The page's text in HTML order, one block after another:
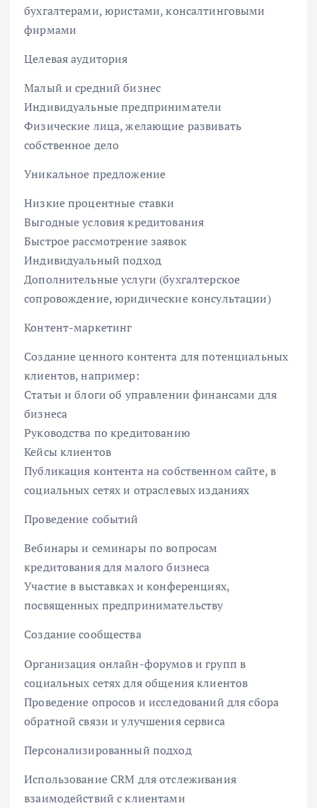
бухгалтерами, юристами, консалтинговыми
фирмами
Целевая аудитория
Малый и средний бизнес
Индивидуальные предприниматели
Физические лица, желающие развивать
собственное дело
Уникальное предложение
Низкие процентные ставки
Выгодные условия кредитования
Быстрое рассмотрение заявок
Индивидуальный подход
Дополнительные услуги (бухгалтерское
сопровождение, юридические консультации)
Контент-маркетинг
Создание ценного контента для потенциальных
клиентов, например:
Статьи и блоги об управлении финансами для
бизнеса
Руководства по кредитованию
Кейсы клиентов
Публикация контента на собственном сайте, в
социальных сетях и отраслевых изданиях
Проведение событий
Вебинары и семинары по вопросам
кредитования для малого бизнеса
Участие в выставках и конференциях,
посвященных предпринимательству
Создание сообщества
Организация онлайн-форумов и групп в
социальных сетях для общения клиентов
Проведение опросов и исследований для сбора
обратной связи и улучшения сервиса
Персонализированный подход
Использование CRM для отслеживания
взаимодействий с клиентами